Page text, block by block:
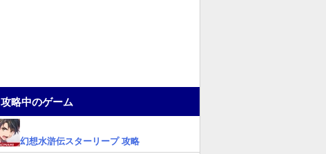
攻略中のゲーム
幻想水滸伝スターリープ 攻略